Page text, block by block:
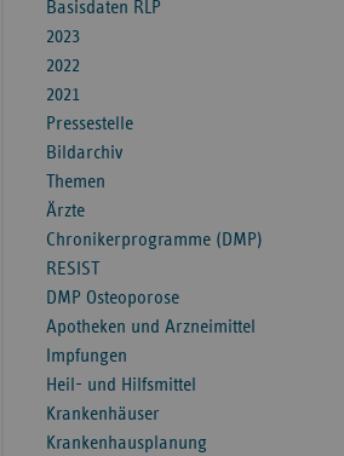
Basisdaten RLP
2023
2022
2021
Pressestelle
Bildarchiv
Themen
Ärzte
Chronikerprogramme (DMP)
RESIST
DMP Osteoporose
Apotheken und Arzneimittel
Impfungen
Heil- und Hilfsmittel
Krankenhäuser
Krankenhausplanung